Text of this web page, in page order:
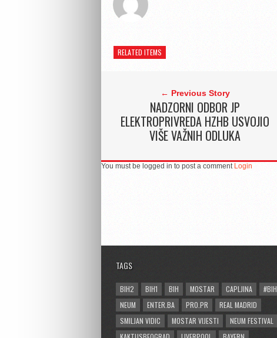
RELATED ITEMS
← Previous Story
NADZORNI ODBOR JP
ELEKTROPRIVREDA HZHB USVOJIO
VIŠE VAŽNIH ODLUKA
You must be logged in to post a comment Login
TAGS
BIH2 BIH1 BIH MOSTAR CAPLJINA
#BIH
NEUM
ENTER.BA PRO.PR
REAL MADRID
SMILJAN VIDIC
MOSTAR VIJESTI
NEUM FESTIVAL